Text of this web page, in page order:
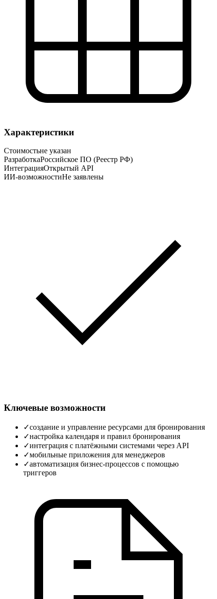
Характеристики
Стоимостьне указан
РазработкаРоссийское ПО (Реестр РФ)
ИнтеграцияОткрытый API
ИИ-возможностиНе заявлены
Ключевые возможности
✓создание и управление ресурсами для бронирования
✓настройка календаря и правил бронирования
✓интеграция с платёжными системами через API
✓мобильные приложения для менеджеров
✓автоматизация бизнес‑процессов с помощью
триггеров